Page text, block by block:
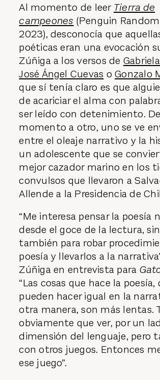
Al momento de leerTierra de
campeones (Penguin
2023), desconocía que
poéticas eran una evocación
Zúñiga a los versos de
José Ángel Cuevas oGonzalo
que sí tenía claro es que
de acariciar el alma con
ser leído con detenimiento.
momento a otro, uno se ve
entre el oleaje narrativo y la
un adolescente que se
mejor cazador marino en los
convulsos que llevaron a
Allende a la Presidencia de
“Me interesa pensar la poesía
desde el goce de la lectura,
también para robar
poesía y llevarlos a la
Zúñiga en entrevista para
“Las cosas que hace la poesía,
pueden hacer igual en la
otra manera, son más lentas.
obviamente que ver, por un
dimensión del lenguaje, pero
con otros juegos. Entonces
ese juego”.